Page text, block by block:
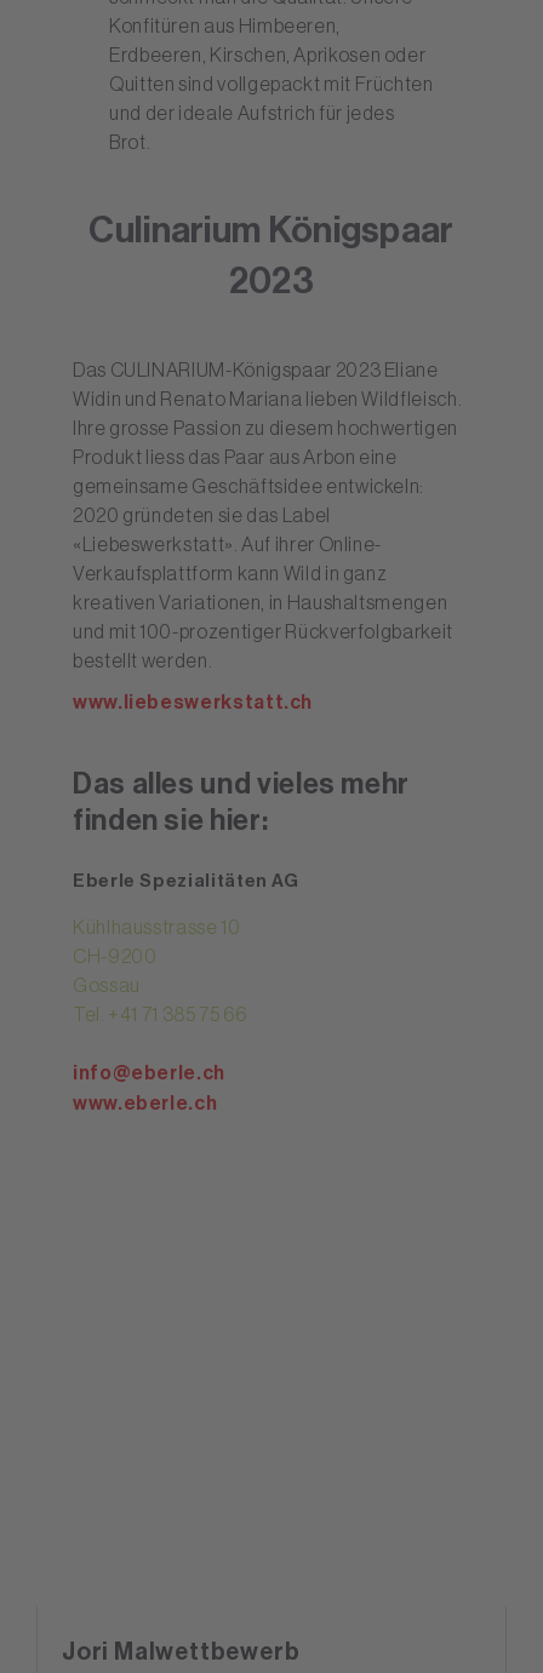
Konfitüren aus Himbeeren,
Erdbeeren, Kirschen, Aprikosen oder
Quitten sind vollgepackt mit Früchten
und der ideale Aufstrich für jedes
Brot.
Culinarium Königspaar
2023
Das CULINARIUM-Königspaar 2023 Eliane
Widin und Renato Mariana lieben Wildfleisch.
Ihre grosse Passion zu diesem hochwertigen
Produkt liess das Paar aus Arbon eine
gemeinsame Geschäftsidee entwickeln:
2020 gründeten sie das Label
«Liebeswerkstatt». Auf ihrer Online-
Verkaufsplattform kann Wild in ganz
kreativen Variationen, in Haushaltsmengen
und mit 100-prozentiger Rückverfolgbarkeit
bestellt werden.
www.liebeswerkstatt.ch
Das alles und vieles mehr
finden sie hier:
Eberle Spezialitäten AG
Kühlhausstrasse 10
CH-9200
Gossau
Tel. +41 71 385 75 66
info
eberle.ch
www.eberle.ch
Jori Malwettbewerb